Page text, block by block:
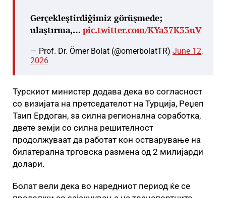
Gerçekleştirdiğimiz görüşmede;
ulaştırma,… pic.twitter.com/KYa37K33uV
— Prof. Dr. Ömer Bolat (@omerbolatTR) June 12,
2026
Турскиот министер додава дека во согласност
со визијата на претседателот на Турција, Реџеп
Таип Ердоган, за силна регионална соработка,
двете земји со силна решителност
продолжуваат да работат кон остварување на
билатерална трговска размена од 2 милијарди
долари.
Болат вели дека во наредниот период ќе се